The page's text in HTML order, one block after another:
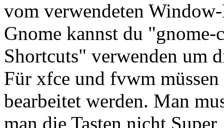
vom verwendeten
Gnome kannst du
Shortcuts" verwenden um
Für xfce und fvwm
bearbeitet werden. Man
man die Tasten nicht